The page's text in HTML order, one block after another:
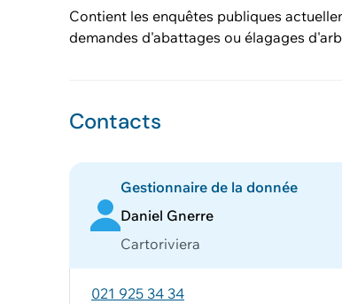
Contient les enquêtes publiques
demandes d'abattages ou élagages
Contacts
Gestionnaire de la donnée
Daniel Gnerre
Cartoriviera
021 925 34 34